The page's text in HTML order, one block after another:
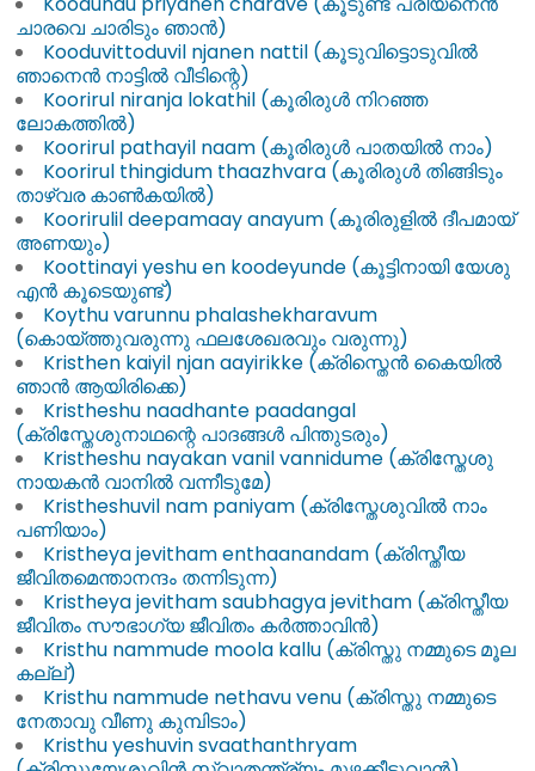
ചാരവെ ചാരിടും ഞാൻ)
Kooduvittoduvil njanen nattil (കൂടുവിട്ടൊടുവിൽ
ഞാനെൻ നാട്ടിൽ വീടിന്റെ)
Koorirul niranja lokathil (കൂരിരുൾ നിറഞ്ഞ
ലോകത്തിൽ)
Koorirul pathayil naam (കൂരിരുൾ പാതയിൽ നാം)
Koorirul thingidum thaazhvara (കൂരിരുൾ തിങ്ങിടും
താഴ്വര കാൺകയിൽ)
Koorirulil deepamaay anayum (കൂരിരുളിൽ ദീപമായ്
അണയും)
Koottinayi yeshu en koodeyunde (കൂട്ടിനായി യേശു
എൻ കൂടെയുണ്ട്)
Koythu varunnu phalashekharavum
(കൊയ്ത്തുവരുന്നു ഫലശേഖരവും വരുന്നു)
Kristhen kaiyil njan aayirikke (ക്രിസ്തെൻ കൈയിൽ
ഞാൻ ആയിരിക്കെ)
Kristheshu naadhante paadangal
(ക്രിസ്തേശുനാഥന്റെ പാദങ്ങൾ പിന്തുടരും)
Kristheshu nayakan vanil vannidume (ക്രിസ്തേശു
നായകൻ വാനിൽ വന്നീടുമേ)
Kristheshuvil nam paniyam (ക്രിസ്തേശുവിൽ നാം
പണിയാം)
Kristheya jevitham enthaanandam (ക്രിസ്തീയ
ജീവിതമെന്താനന്ദം തന്നിടുന്ന)
Kristheya jevitham saubhagya jevitham (ക്രിസ്തീയ
ജീവിതം സൗഭാഗ്യ ജീവിതം കർത്താവിൻ)
Kristhu nammude moola kallu (ക്രിസ്തു നമ്മുടെ മൂല
കല്ല്)
Kristhu nammude nethavu venu (ക്രിസ്തു നമ്മുടെ
നേതാവു വീണു കുമ്പിടാം)
Kristhu yeshuvin svaathanthryam